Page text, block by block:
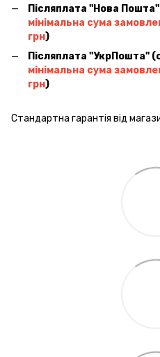
Післяплата ''Нова
мінімальна сума
грн)
Післяплата ''УкрПошта''
мінімальна сума
грн)
Стандартна гарантія від